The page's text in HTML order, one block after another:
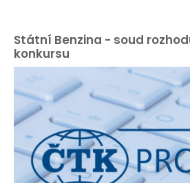
Státní Benzina - soud
konkursu